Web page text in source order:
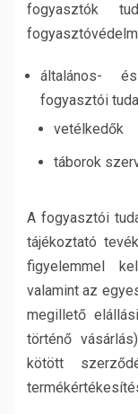
fogyasztók
általános-
fogyasztói
vetélkedők
táborok
A fogyasztói
tájékoztató
figyelemmel
valamint az
megillető
történő
kötött